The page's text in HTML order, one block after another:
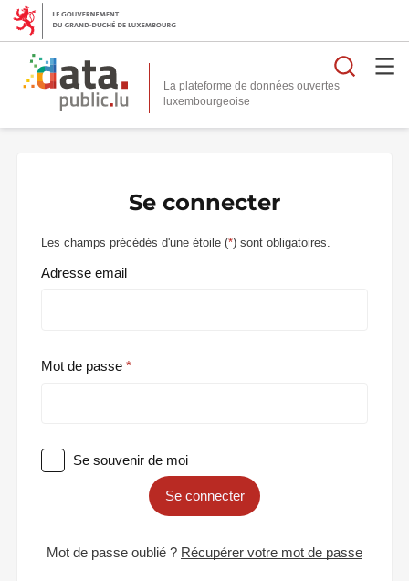
La plateforme de données ouvertes
Se connecter
Les champs précédés d'une étoile (*) sont obligatoires.
Adresse email
Mot de passe
Se souvenir de moi
Se connecter
Mot de passe oublié ? Récupérer votre mot de passe